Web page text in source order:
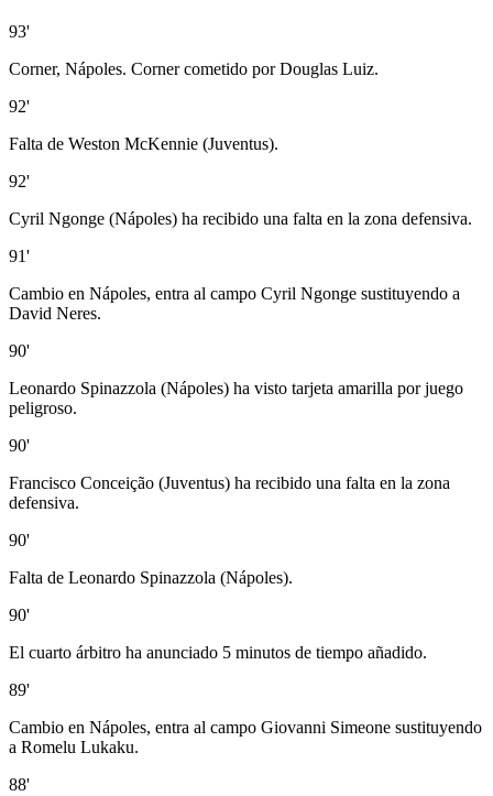
93'
Corner, Nápoles. Corner cometido por Douglas Luiz.
92'
Falta de Weston McKennie (Juventus).
92'
Cyril Ngonge (Nápoles) ha recibido una falta en la zona defensiva.
91'
Cambio en Nápoles, entra al campo Cyril Ngonge sustituyendo a
David Neres.
90'
Leonardo Spinazzola (Nápoles) ha visto tarjeta amarilla por juego
peligroso.
90'
Francisco Conceição (Juventus) ha recibido una falta en la zona
defensiva.
90'
Falta de Leonardo Spinazzola (Nápoles).
90'
El cuarto árbitro ha anunciado 5 minutos de tiempo añadido.
89'
Cambio en Nápoles, entra al campo Giovanni Simeone sustituyendo
a Romelu Lukaku.
88'